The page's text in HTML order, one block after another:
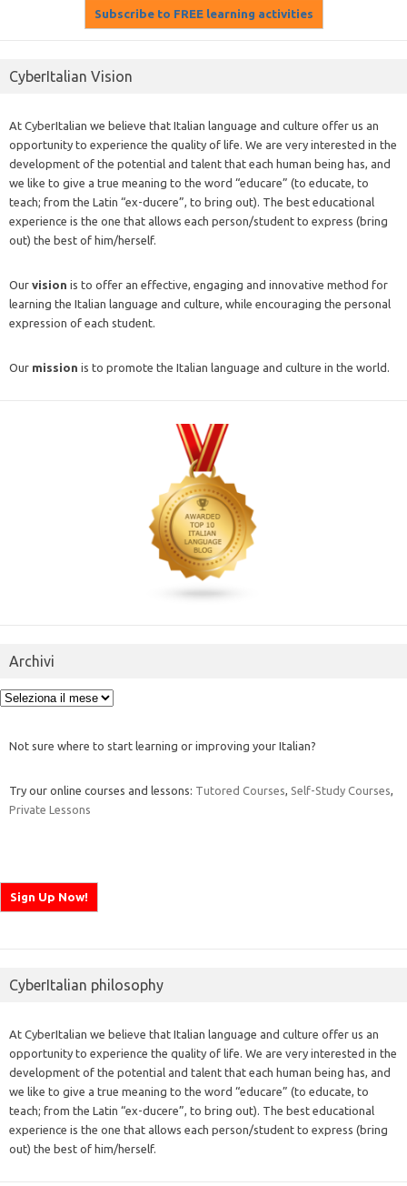
CyberItalian Vision
At CyberItalian we believe that Italian language and culture offer us an
opportunity to experience the quality of life. We are very interested in the
development of the potential and talent that each human being has, and
we like to give a true meaning to the word “educare” (to educate, to
teach; from the Latin “ex-ducere”, to bring out). The best educational
experience is the one that allows each person/student to express (bring
out) the best of him/herself.
Our vision is to offer an effective, engaging and innovative method for
learning the Italian language and culture, while encouraging the personal
expression of each student.
Our mission is to promote the Italian language and culture in the world.
Archivi
Archivi
Not sure where to start learning or improving your Italian?
Try our online courses and lessons: Tutored Courses Self-Study Courses
Private Lessons
CyberItalian philosophy
At CyberItalian we believe that Italian language and culture offer us an
opportunity to experience the quality of life. We are very interested in the
development of the potential and talent that each human being has, and
we like to give a true meaning to the word “educare” (to educate, to
teach; from the Latin “ex-ducere”, to bring out). The best educational
experience is the one that allows each person/student to express (bring
out) the best of him/herself.